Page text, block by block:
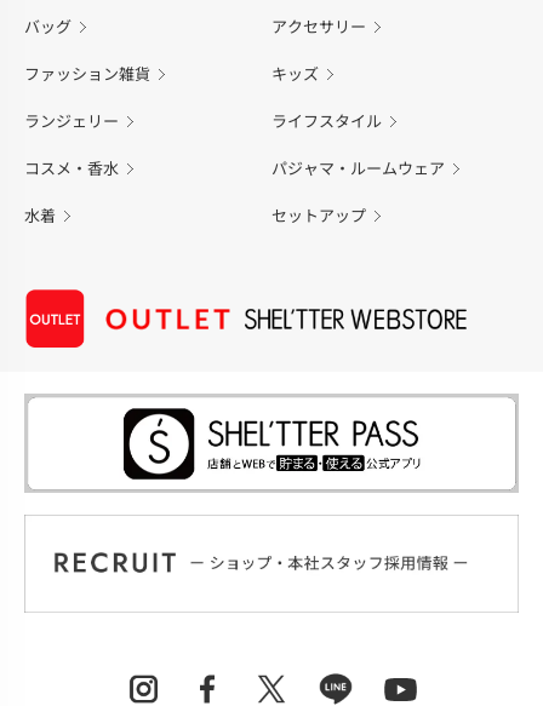
バッグ アクセサリー
ファッション雑貨 キッズ
ランジェリー ライフスタイル
コスメ・香水 パジャマ・ルームウェア
水着 セットアップ